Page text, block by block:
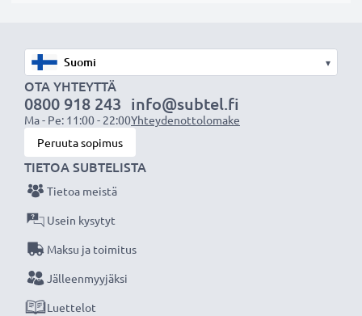
✔ Tekee sateenkaaren värit näkyvämmiksi
✔ Saa taivaan näyttämään sinisemmältä ja pilvet
valkoisemmilta
✔ Vähentää sinistä usvaa maisemakuvissa ja
teleobjektiivilla kuvattaessa
Laadukas, moninkertaisesti pinnoitettu lasi ja
säädettävä polarisaatio
✔ Värineutraali lasi heijastamattomalla pinnoitteella
halutun valon taittumisen saamiseksi
▾
OTA YHTEYTTÄ
0800 918 243
Ma - Pe: 11:00 - 22:00
info@subtel.fi
Yhteydenottolomake
Peruuta sopimus
TIETOA SUBTELISTA
Tietoa meistä
Usein kysytyt
Maksu ja toimitus
Jälleenmyyjäksi
Luettelot